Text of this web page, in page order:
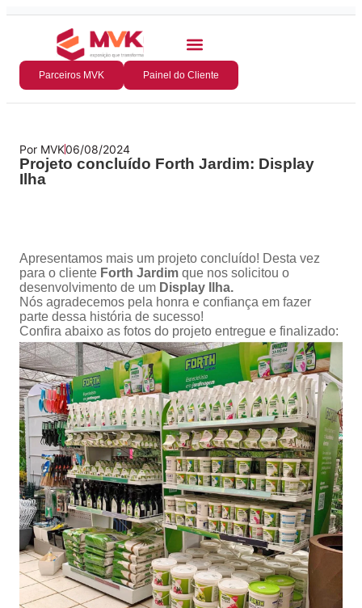
Parceiros MVK Painel do Cliente
Por MVK06/08/2024
Projeto concluído Forth Jardim: Display
Ilha
Apresentamos mais um projeto concluído! Desta vez
para o cliente Forth Jardim que nos solicitou o
desenvolvimento de um Display Ilha.
Nós agradecemos pela honra e confiança em fazer
parte dessa história de sucesso!
Confira abaixo as fotos do projeto entregue e finalizado: